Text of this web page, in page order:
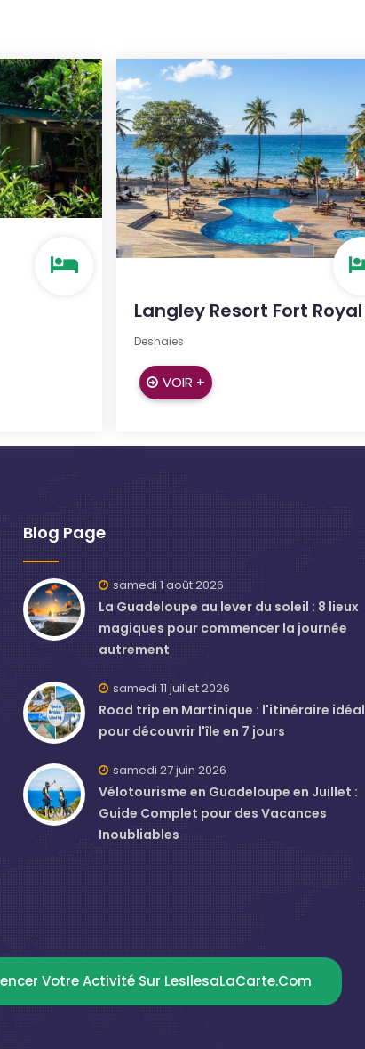
Langley Resort Fort Royal
Deshaies
VOIR +
Blog Page
samedi 1 août 2026
La Guadeloupe au lever du soleil : 8 lieux
magiques pour commencer la journée
autrement
samedi 11 juillet 2026
Road trip en Martinique : l'itinéraire idéal
pour découvrir l'île en 7 jours
samedi 27 juin 2026
Vélotourisme en Guadeloupe en Juillet :
Guide Complet pour des Vacances
Inoubliables
Votre Activité Sur LesIlesaLaCarte.com